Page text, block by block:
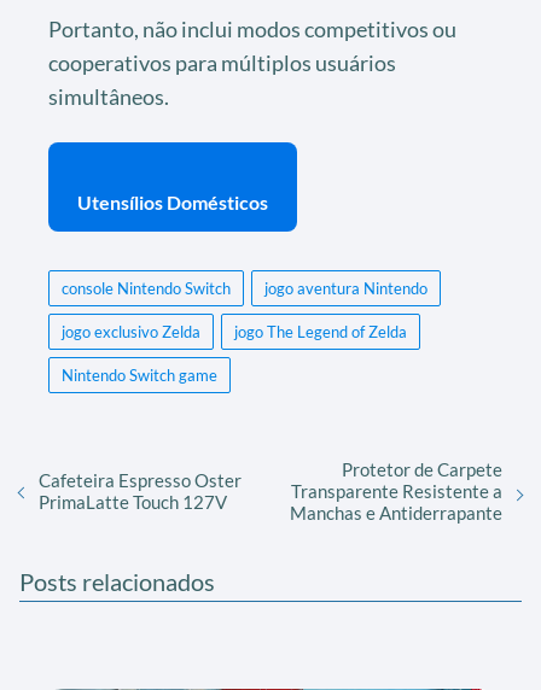
Portanto, não inclui modos competitivos ou
cooperativos para múltiplos usuários
simultâneos.
Utensílios Domésticos
console Nintendo Switch jogo aventura Nintendo
jogo exclusivo Zelda jogo The Legend of Zelda
Nintendo Switch game
Cafeteira Espresso Oster
PrimaLatte Touch 127V
Protetor de Carpete
Transparente Resistente a
Manchas e Antiderrapante
Posts relacionados